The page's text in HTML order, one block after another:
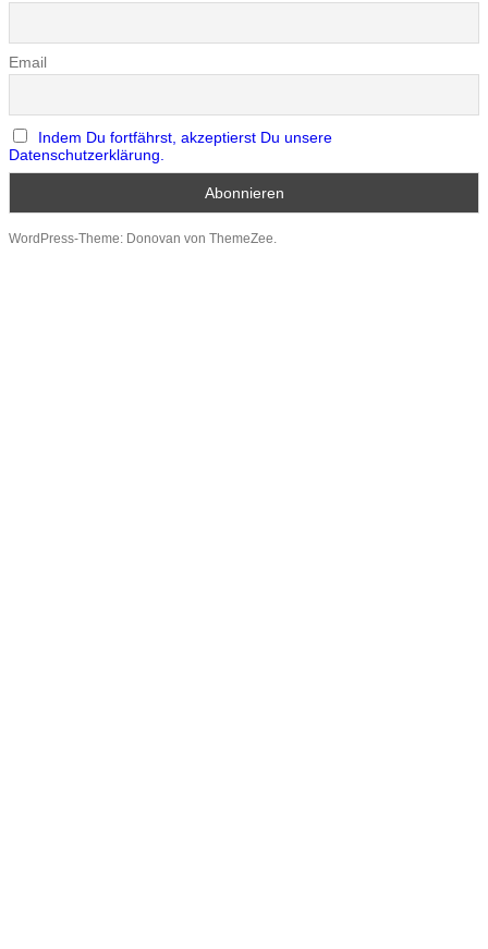
Email
Indem Du fortfährst, akzeptierst Du unsere
Datenschutzerklärung.
WordPress-Theme: Donovan von ThemeZee.